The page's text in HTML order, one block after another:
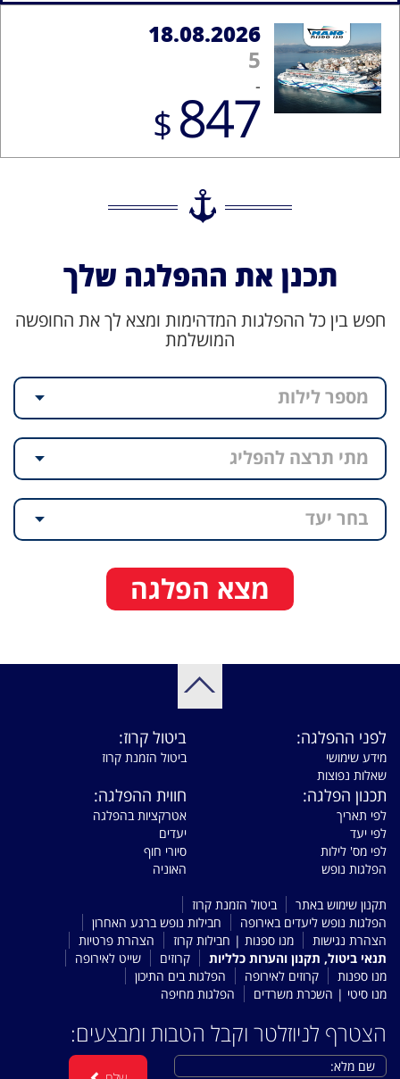
18.08.2026
5
-
$ 847
תכנן את ההפלגה שלך
חפש בין כל ההפלגות המדהימות ומצא לך את החופשה
המושלמת
מספר לילות
מתי תרצה להפליג
בחר יעד
מצא הפלגה
לפני ההפלגה:
מידע שימושי
שאלות נפוצות
ביטול קרוז:
ביטול הזמנת קרוז
תכנון הפלגה:
לפי תאריך
לפי יעד
לפי מס' לילות
הפלגות נופש
חווית ההפלגה:
אטרקציות בהפלגה
יעדים
סיורי חוף
האוניה
תקנון שימוש באתר
ביטול הזמנת קרוז
הפלגות נופש ליעדים באירופה
חבילות נופש ברגע האחרון
הצהרת נגישות
מנו ספנות | חבילות קרוז
הצהרת פרטיות
תנאי ביטול, תקנון והערות כלליות
קרוזים
שייט לאירופה
מנו ספנות
קרוזים לאירופה
הפלגות בים התיכון
מנו סיטי | השכרת משרדים
הפלגות מחיפה
הצטרף לניוזלטר וקבל הטבות ומבצעים: